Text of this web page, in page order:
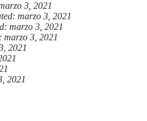
3, 2021
marzo 3, 2021
marzo 3, 2021
marzo 3, 2021
2021
2021